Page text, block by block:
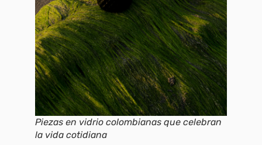
Piezas en vidrio colombianas que celebran
la vida cotidiana